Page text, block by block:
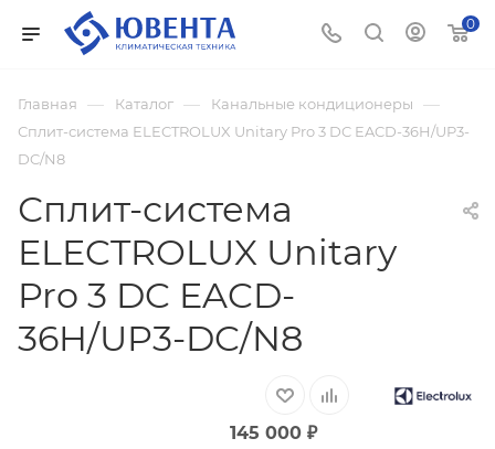
0
Главная — Каталог — Канальные кондиционеры —
Сплит-система ELECTROLUX Unitary Pro 3 DC EACD-36H/UP3-
DC/N8
Сплит-система
ELECTROLUX Unitary
Pro 3 DC EACD-
36H/UP3-DC/N8
145 000₽